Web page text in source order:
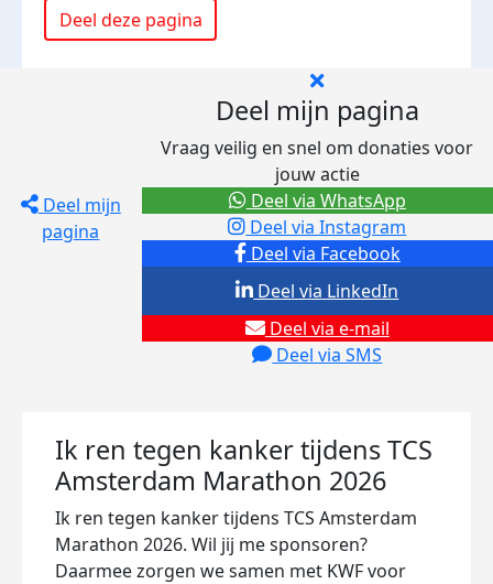
Deel deze pagina
Deel mijn
pagina
Deel mijn pagina
Vraag veilig en snel om donaties voor
jouw actie
Deel via Facebook
Deel via Instagram
Deel via e-mail
Deel via SMS
Deel via LinkedIn
Deel via WhatsApp
Ik ren tegen kanker tijdens TCS
Amsterdam Marathon 2026
Ik ren tegen kanker tijdens TCS Amsterdam
Marathon 2026. Wil jij me sponsoren?
Daarmee zorgen we samen met KWF voor